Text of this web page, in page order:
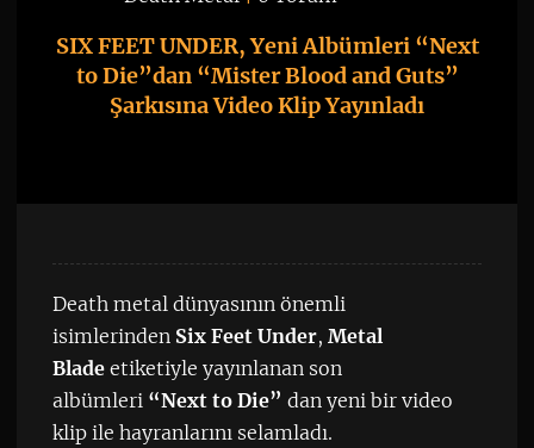
SIX FEET UNDER, Yeni Albümleri “Next
to Die”dan “Mister Blood and Guts”
Şarkısına Video Klip Yayınladı
Death metal dünyasının önemli
isimlerinden Six Feet Under, Metal
Bladeetiketiyle yayınlanan son
albümleri “Next to Die” dan yeni bir video
klip ile hayranlarını selamladı.